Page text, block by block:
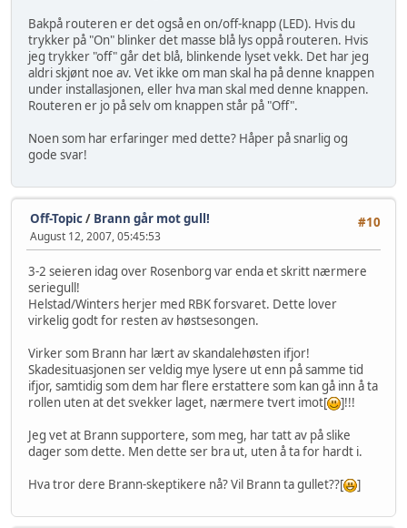
Bakpå routeren er det også en on/off-knapp (LED). Hvis du
trykker på "On" blinker det masse blå lys oppå routeren. Hvis
jeg trykker "off" går det blå, blinkende lyset vekk. Det har jeg
aldri skjønt noe av. Vet ikke om man skal ha på denne knappen
under installasjonen, eller hva man skal med denne knappen.
Routeren er jo på selv om knappen står på "Off".
Noen som har erfaringer med dette? Håper på snarlig og
gode svar!
#10
Off-Topic/ Brann går mot gull!
August 12, 2007, 05:45:53
3-2 seieren idag over Rosenborg var enda et skritt nærmere
seriegull!
Helstad/Winters herjer med RBK forsvaret. Dette lover
virkelig godt for resten av høstsesongen.
Virker som Brann har lært av skandalehøsten ifjor!
Skadesituasjonen ser veldig mye lysere ut enn på samme tid
ifjor, samtidig som dem har flere erstattere som kan gå inn å ta
rollen uten at det svekker laget, nærmere tvert imot[
]!!!
Jeg vet at Brann supportere, som meg, har tatt av på slike
dager som dette. Men dette ser bra ut, uten å ta for hardt i.
Hva tror dere Brann-skeptikere nå? Vil Brann ta gullet??[
]